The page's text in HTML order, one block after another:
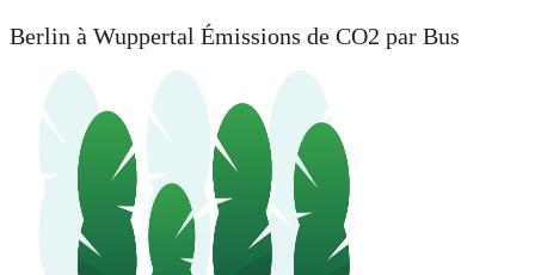
Berlin à Wuppertal Émissions de CO2 par Bus